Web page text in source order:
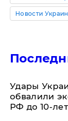
Новости
Удары
обвалили
РФ до 10-